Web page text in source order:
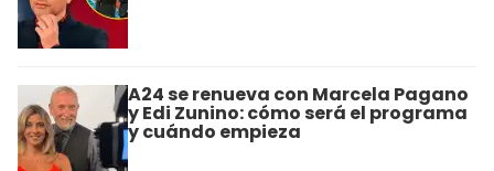
A24 se renueva con Marcela Pagano
y Edi Zunino: cómo será el programa
y cuándo empieza